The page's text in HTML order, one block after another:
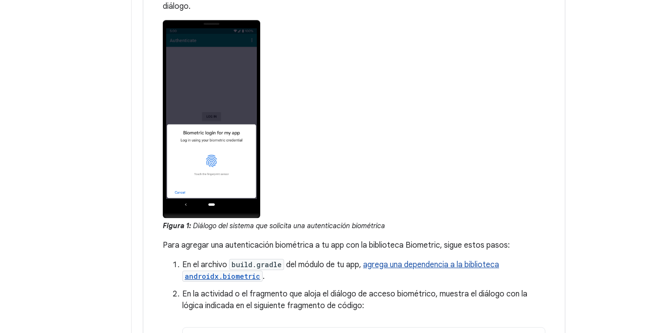
diálogo.
Figura 1: Diálogo del sistema que solicita una autenticación biométrica
Para agregar una autenticación biométrica a tu app con la biblioteca Biometric, sigue estos pasos:
En el archivo build.gradle del módulo de tu app, agrega una dependencia a la biblioteca
androidx.biometric .
En la actividad o el fragmento que aloja el diálogo de acceso biométrico, muestra el diálogo con la
lógica indicada en el siguiente fragmento de código: